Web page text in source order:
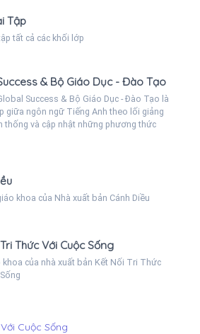
Tập
tất cả các khối lớp
& Bộ Giáo Dục - Đào Tạo
Success & Bộ Giáo Dục - Đào Tạo là
giữa ngôn ngữ Tiếng Anh theo lối giảng
thống và cập nhật những phương thức
khoa của Nhà xuất bản Cánh Diều
Thức Với Cuộc Sống
khoa của nhà xuất bản Kết Nối Tri Thức
Cuộc Sống